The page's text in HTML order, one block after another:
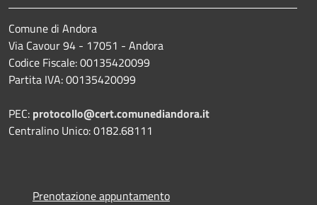
Comune di Andora
Via Cavour 94 - 17051 - Andora
Codice Fiscale: 00135420099
Partita IVA: 00135420099
PEC: protocollo@cert.comunediandora.it
Centralino Unico: 0182.68111
Prenotazione appuntamento